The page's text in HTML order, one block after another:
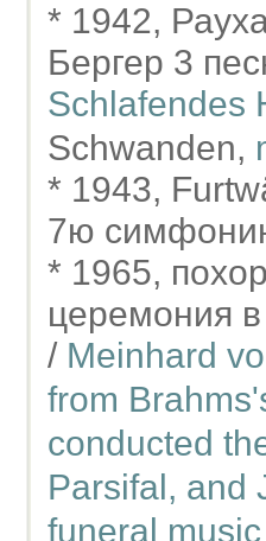
* 1942,
Бергер 3
Schlafendes
Schwanden,
* 1943,
7ю
* 1965,
церемония
/ Meinhard
from
conducted
Parsifal, and
funeral